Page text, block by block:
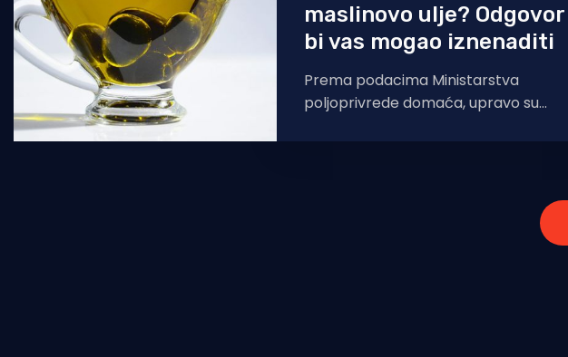
maslinovo ulje? Odgovor
bi vas mogao iznenaditi
Prema podacima Ministarstva
poljoprivrede domaća, upravo su
najskuplja u Europskoj uniji. Plaćamo